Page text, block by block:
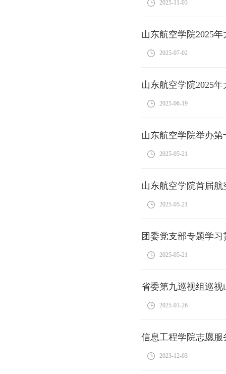
2025-11-03
山东航空学院2025
2025-07-02
山东航空学院2025
2025-06-19
山东航空学院举办
2025-05-21
山东航空学院首届
2025-05-21
团委党支部专题学
2025-05-21
省委第九巡视组巡
2025-03-26
信息工程学院志愿
2023-12-03